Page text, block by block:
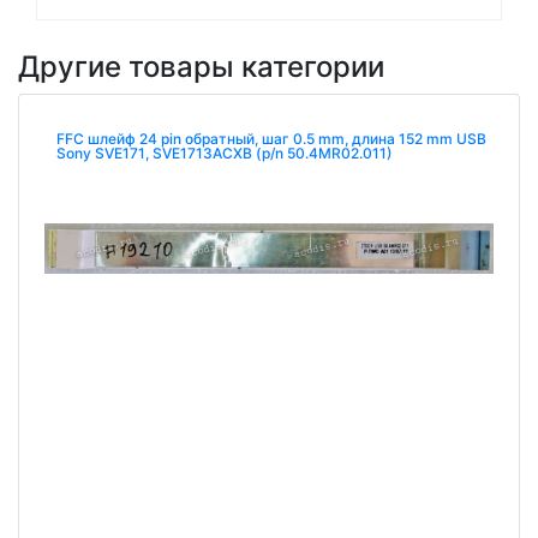
Другие товары категории
FFC шлейф 24 pin обратный, шаг 0.5 mm, длина 152 mm USB
Sony SVE171, SVE1713ACXB (p/n 50.4MR02.011)